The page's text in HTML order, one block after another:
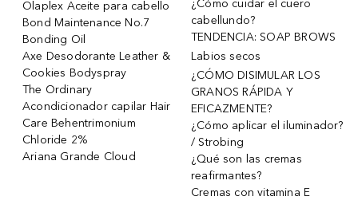
Olaplex Aceite para cabello
Bond Maintenance No.7
Bonding Oil
Axe Desodorante Leather &
Cookies Bodyspray
The Ordinary
Acondicionador capilar Hair
Care Behentrimonium
Chloride 2%
Ariana Grande Cloud
¿Cómo cuidar el cuero
cabellundo?
TENDENCIA: SOAP BROWS
Labios secos
¿CÓMO DISIMULAR LOS
GRANOS RÁPIDA Y
EFICAZMENTE?
¿Cómo aplicar el iluminador?
/ Strobing
¿Qué son las cremas
reafirmantes?
Cremas con vitamina E